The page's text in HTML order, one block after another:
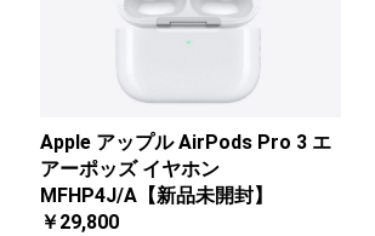
Apple アップル AirPods Pro 3 エ
アーポッズ イヤホン
MFHP4J/A【新品未開封】
￥29,800